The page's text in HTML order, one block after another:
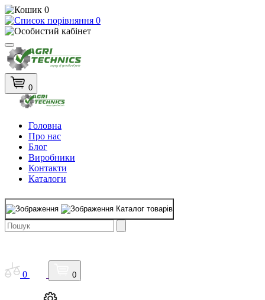
0
0
0
Головна
Про нас
Блог
Виробники
Контакти
Каталоги
Каталог товарів
0 0